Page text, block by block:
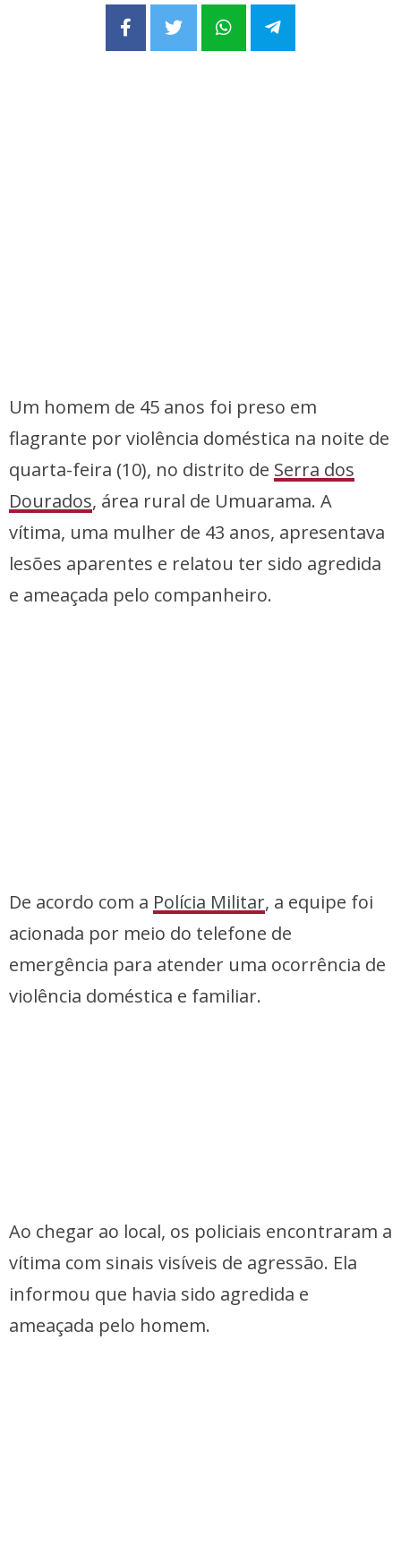
Um homem de 45 anos foi preso em
flagrante por violência doméstica na noite de
quarta-feira (10), no distrito de Serra dos
Dourados, área rural de Umuarama. A
vítima, uma mulher de 43 anos, apresentava
lesões aparentes e relatou ter sido agredida
e ameaçada pelo companheiro.
De acordo com a Polícia Militar, a equipe foi
acionada por meio do telefone de
emergência para atender uma ocorrência de
violência doméstica e familiar.
Ao chegar ao local, os policiais encontraram a
vítima com sinais visíveis de agressão. Ela
informou que havia sido agredida e
ameaçada pelo homem.